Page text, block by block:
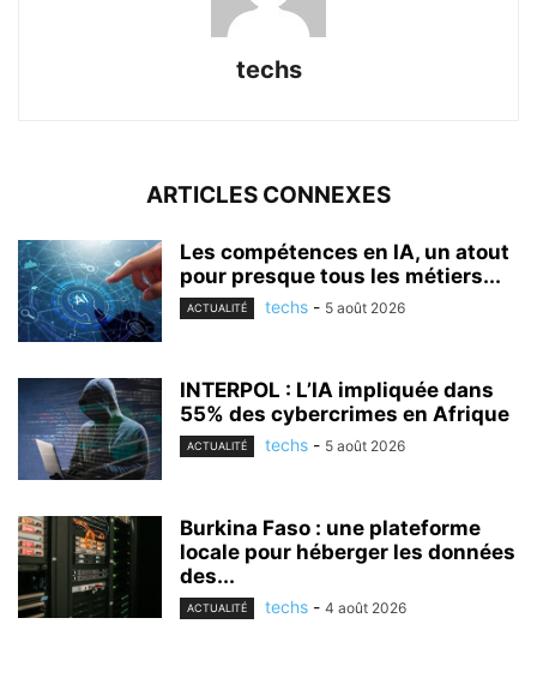
techs
ARTICLES CONNEXES
Les compétences en IA, un atout
pour presque tous les métiers...
ACTUALITÉ techs - 5 août 2026
INTERPOL : L’IA impliquée dans
55% des cybercrimes en Afrique
ACTUALITÉ techs - 5 août 2026
Burkina Faso : une plateforme
locale pour héberger les données
des...
ACTUALITÉ techs - 4 août 2026